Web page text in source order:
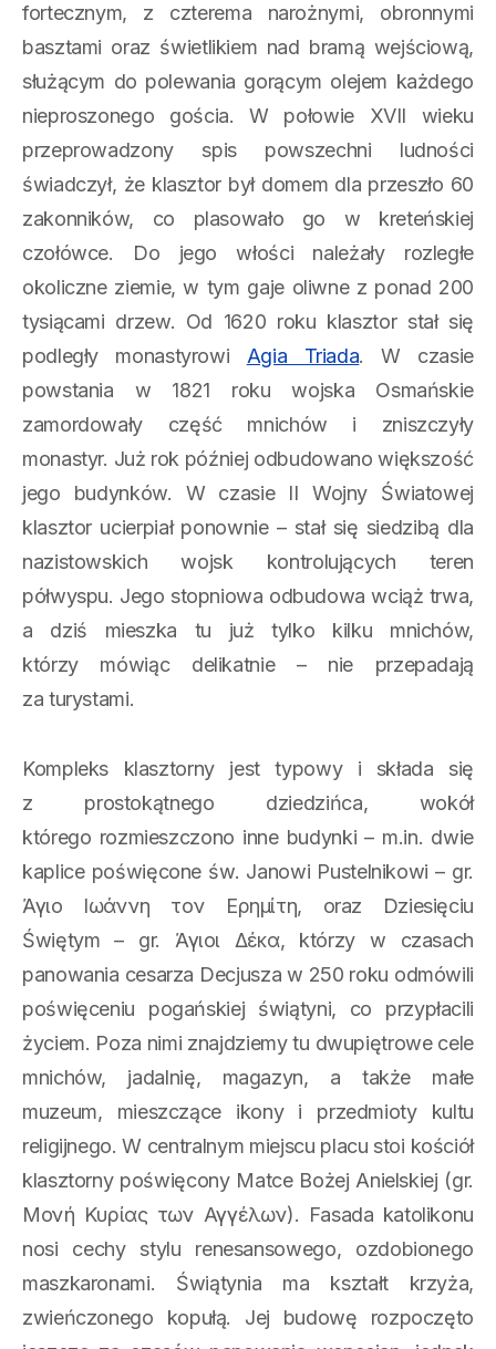
fortecznym, z czterema narożnymi, obronnymi
basztami oraz świetlikiem nad bramą wejściową,
służącym do polewania gorącym olejem każdego
nieproszonego gościa. W połowie XVII wieku
przeprowadzony spis powszechni ludności
świadczył, że klasztor był domem dla przeszło 60
zakonników, co plasowało go w kreteńskiej
czołówce. Do jego włości należały rozległe
okoliczne ziemie, w tym gaje oliwne z ponad 200
tysiącami drzew. Od 1620 roku klasztor stał się
podległy monastyrowi Agia Triada. W czasie
powstania w 1821 roku wojska Osmańskie
zamordowały część mnichów i zniszczyły
monastyr. Już rok później odbudowano większość
jego budynków. W czasie II Wojny Światowej
klasztor ucierpiał ponownie – stał się siedzibą dla
nazistowskich wojsk kontrolujących teren
półwyspu. Jego stopniowa odbudowa wciąż trwa,
a dziś mieszka tu już tylko kilku mnichów,
którzy mówiąc delikatnie – nie przepadają
za turystami.
Kompleks klasztorny jest typowy i składa się
z prostokątnego dziedzińca, wokół
którego rozmieszczono inne budynki – m.in. dwie
kaplice poświęcone św. Janowi Pustelnikowi – gr.
Άγιο Ιωάννη τον Ερημίτη, oraz Dziesięciu
Świętym – gr. Άγιοι Δέκα, którzy w czasach
panowania cesarza Decjusza w 250 roku odmówili
poświęceniu pogańskiej świątyni, co przypłacili
życiem. Poza nimi znajdziemy tu dwupiętrowe cele
mnichów, jadalnię, magazyn, a także małe
muzeum, mieszczące ikony i przedmioty kultu
religijnego. W centralnym miejscu placu stoi kościół
klasztorny poświęcony Matce Bożej Anielskiej (gr.
Μονή Κυρίας των Αγγέλων). Fasada katolikonu
nosi cechy stylu renesansowego, ozdobionego
maszkaronami. Świątynia ma kształt krzyża,
zwieńczonego kopułą. Jej budowę rozpoczęto